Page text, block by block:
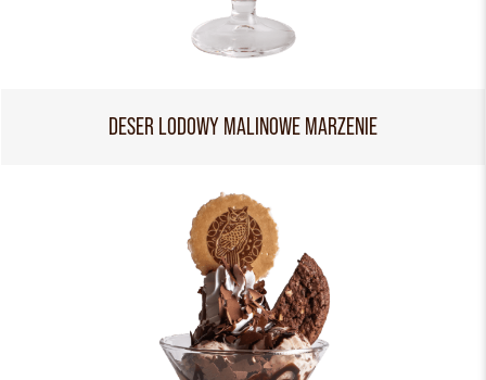
DESER LODOWY MALINOWE MARZENIE